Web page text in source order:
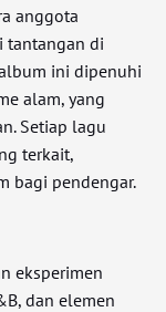
anggota
tantangan di
ini dipenuhi
alam, yang
Setiap lagu
terkait,
bagi pendengar.
eksperimen
dan elemen